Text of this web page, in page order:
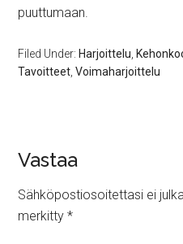
puuttumaan.
Filed Under: Harjoittelu
Tavoitteet ,Voimaharjoittelu
Vastaa
Sähköpostiosoitettasi ei
merkitty*